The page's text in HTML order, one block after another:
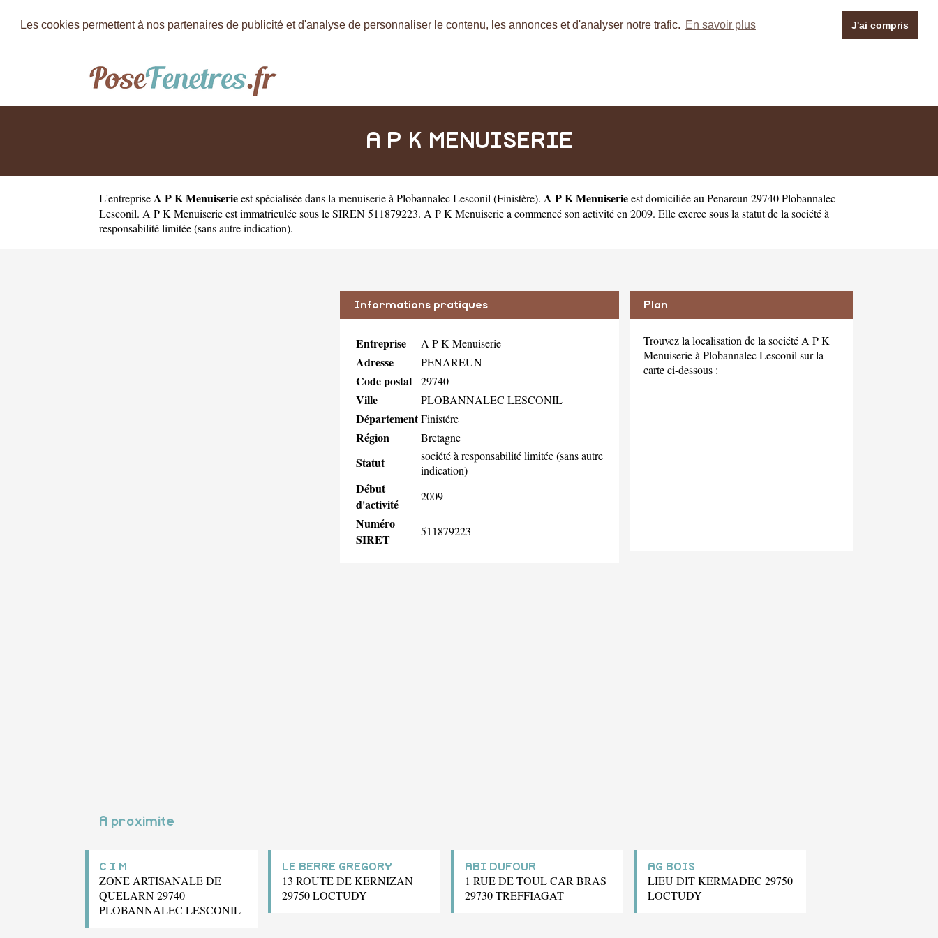
Les cookies permettent à nos partenaires de publicité et d'analyse de personnaliser le contenu, les annonces et d'analyser notre trafic. En savoir plus J'ai compris
A P K MENUISERIE
L'entreprise A P K Menuiserieestspécialisée dans la menuiserie à Plobannalec Lesconil (Finistère). A P K Menuiserieest domiciliée au Penareun 29740 Plobannalec
Lesconil. A P K Menuiserie est immatriculée sous le SIREN 511879223. A P K Menuiserie a commencé son activité en 2009. Elle exerce sous la statut de la société à
responsabilité limitée (sans autre indication).
Informations pratiques
Entreprise A P K Menuiserie
Adresse PENAREUN
Code postal 29740
Ville PLOBANNALEC LESCONIL
DépartementFinistére
Région Bretagne
Statut
société à responsabilité limitée (sans autre
indication)
Début
d'activité
2009
Numéro
SIRET
511879223
Plan
Trouvez la localisation de la société A P K
Menuiserie à Plobannalec Lesconil sur la
carte ci-dessous :
A proximite
C I M
ZONE ARTISANALE DE
QUELARN 29740
PLOBANNALEC LESCONIL
LE BERRE GREGORY
13 ROUTE DE KERNIZAN
29750 LOCTUDY
ABI DUFOUR
1 RUE DE TOUL CAR BRAS
29730 TREFFIAGAT
AG BOIS
LIEU DIT KERMADEC 29750
LOCTUDY